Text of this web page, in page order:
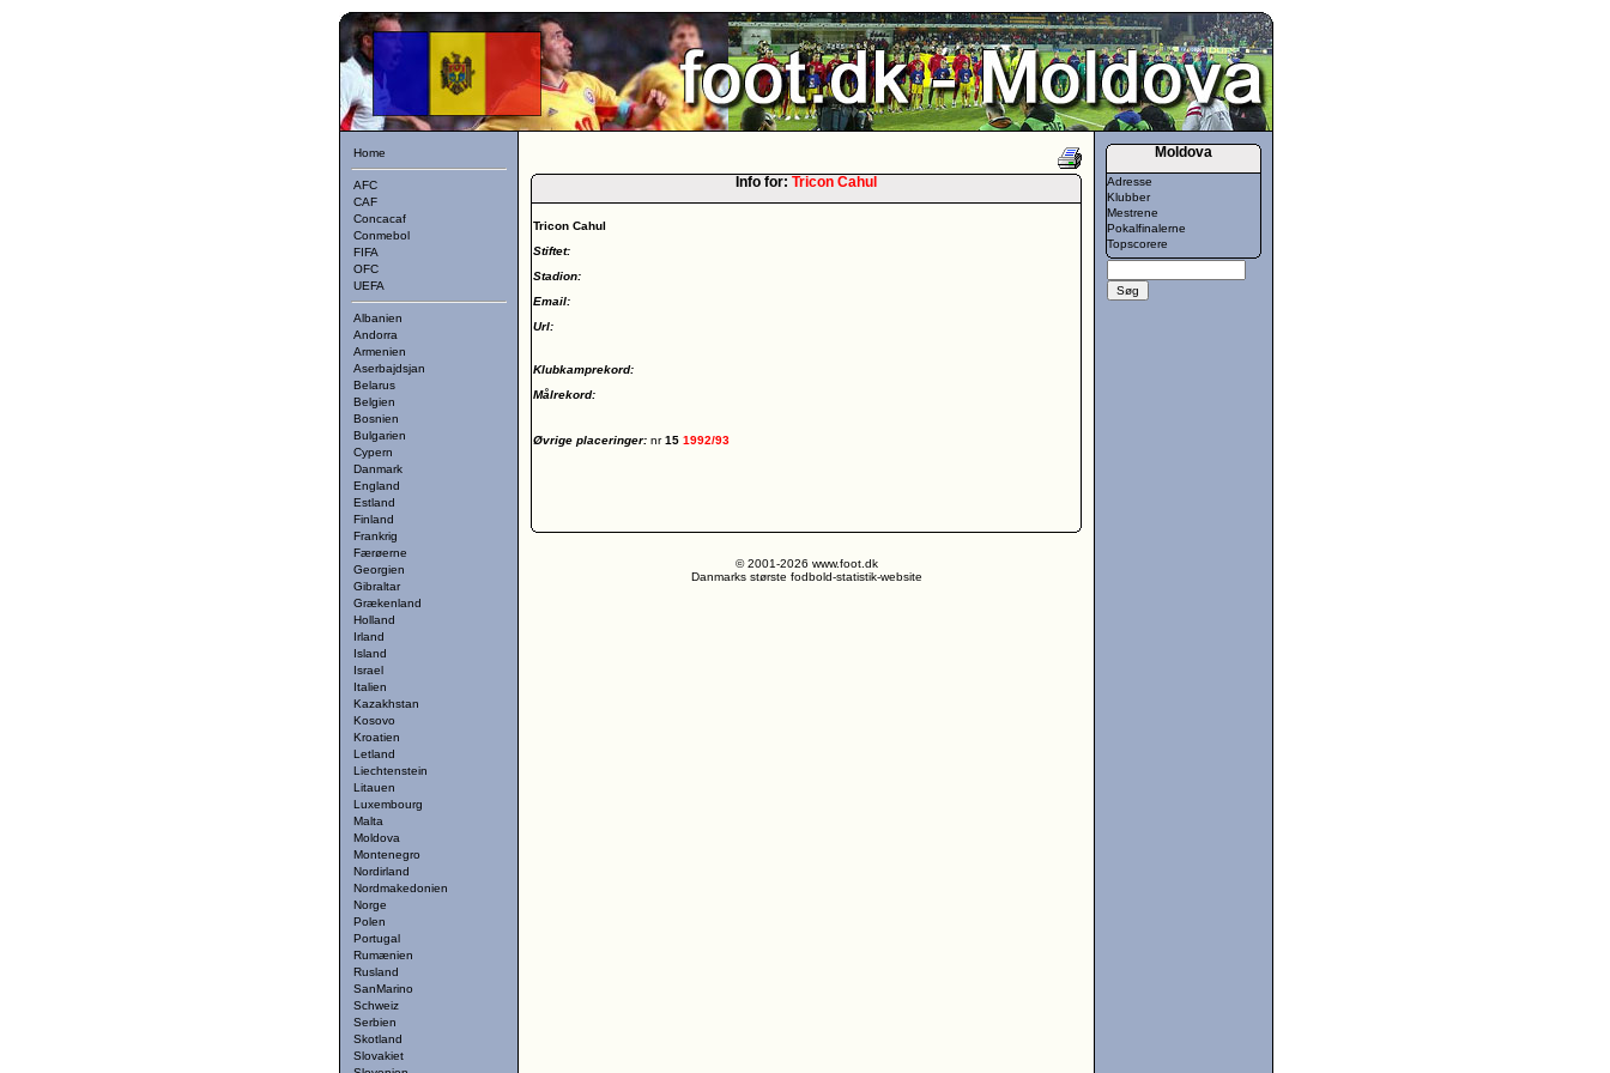
Home
AFC
CAF
Concacaf
Conmebol
FIFA
OFC
UEFA
Albanien
Andorra
Armenien
Aserbajdsjan
Belarus
Belgien
Bosnien
Bulgarien
Cypern
Danmark
England
Estland
Finland
Frankrig
Færøerne
Georgien
Gibraltar
Grækenland
Holland
Irland
Island
Israel
Italien
Kazakhstan
Kosovo
Kroatien
Letland
Liechtenstein
Litauen
Luxembourg
Malta
Moldova
Montenegro
Nordirland
Nordmakedonien
Norge
Polen
Portugal
Rumænien
Rusland
SanMarino
Schweiz
Serbien
Skotland
Slovakiet
Info for: Tricon Cahul
Tricon Cahul
Stiftet:
Stadion:
Email:
Url:
Klubkamprekord:
Målrekord:
Øvrige placeringer: nr15 1992/93
© 2001-2026 www.foot.dk
Danmarks største fodbold-statistik-website
Moldova
Adresse
Klubber
Mestrene
Pokalfinalerne
Topscorere